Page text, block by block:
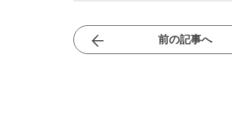
前の記事へ